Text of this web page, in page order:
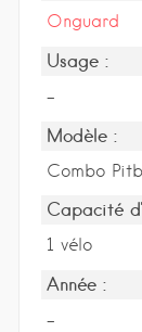
Onguard
Usage :
-
Modèle :
Combo
Capacité
1 vélo
Année :
-